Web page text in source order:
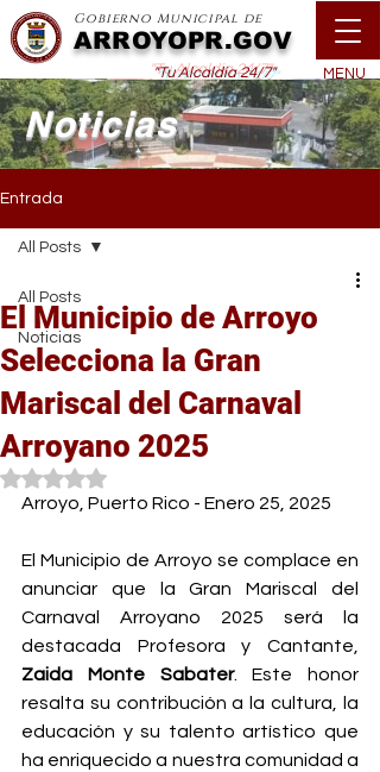
Gobierno Municipal de
ARROYOPR.GOV
"Tu Alcaldía 24/7" MENU
Noticias
Entrada
All Posts
Noticias
All Posts
El Municipio de Arroyo
Selecciona la Gran
Mariscal del Carnaval
Arroyano 2025
Obtuvo NaN de 5 estrellas.
Arroyo, Puerto Rico - Enero 25, 2025
El Municipio de Arroyo se complace en
anunciar que la Gran Mariscal del
Carnaval Arroyano 2025 será la
Zaida Monte Sabater. Este honor
resalta su contribución a la cultura, la
educación y su talento artístico que
ha enriquecido a nuestra comunidad a